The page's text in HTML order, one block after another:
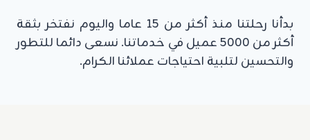
بدأنا رحلتنا منذ أكثر من 15 عاما واليوم نفتخر بثقة
أكثر من 5000 عميل في خدماتنا. نسعى دائما للتطور
والتحسين لتلبية احتياجات عملائنا الكرام.